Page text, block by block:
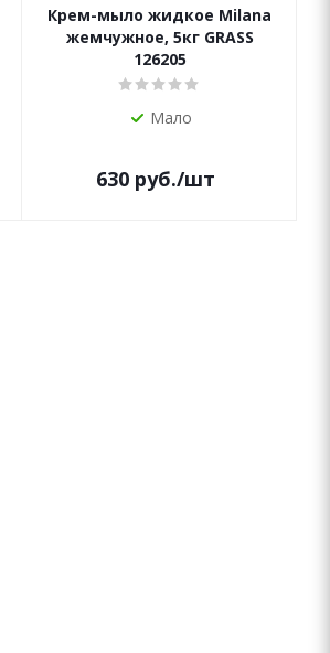
Крем-мыло жидкое Milana
жемчужное, 5кг GRASS
126205
Мало
630 руб./шт